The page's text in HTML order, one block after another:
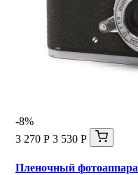
-8%
3 270 Р 3 530 Р
Пленочный